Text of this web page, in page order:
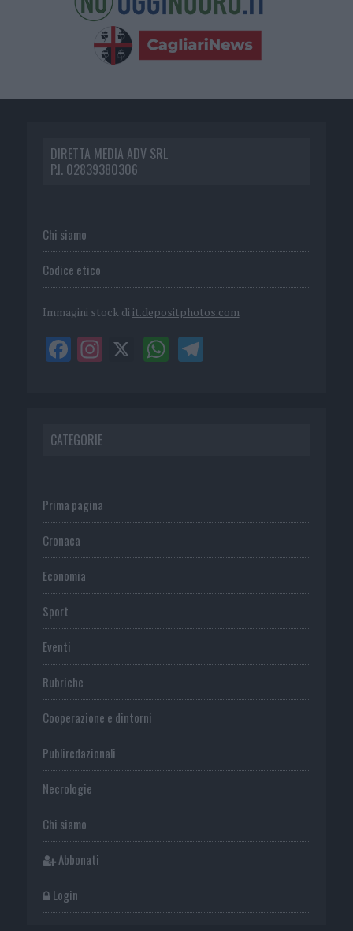
DIRETTA MEDIA ADV SRL
P.I. 02839380306
Chi siamo
Codice etico
Immagini stock di it.depositphotos.com
CATEGORIE
Prima pagina
Cronaca
Economia
Sport
Eventi
Rubriche
Cooperazione e dintorni
Publiredazionali
Necrologie
Chi siamo
Abbonati
Login